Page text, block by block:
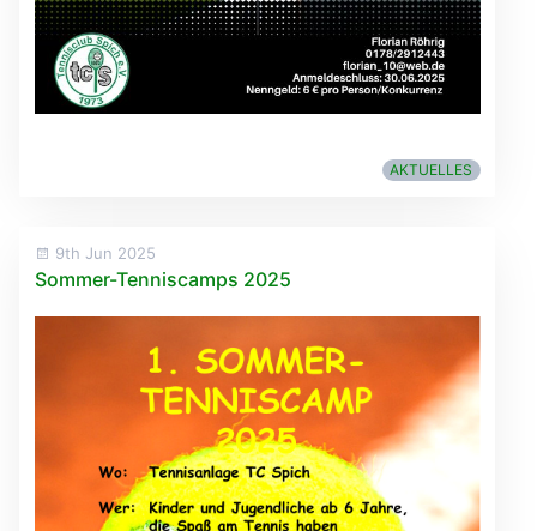
AKTUELLES
9th Jun 2025
Sommer-Tenniscamps 2025